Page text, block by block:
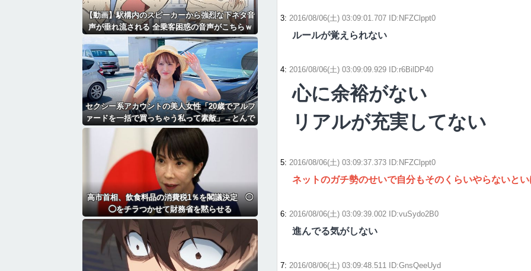
3: 2016/08/06(土) 03:09:01.707 ID:NFZClppt0
ルールが覚えられない
4: 2016/08/06(土) 03:09:09.929 ID:r6BilDP40
心に余裕がない
リアルが充実してない
5: 2016/08/06(土) 03:09:37.373 ID:NFZClppt0
ネットのガチ勢のせいで自分もそのくらいやらないと
6: 2016/08/06(土) 03:09:39.002 ID:vuSydo2B0
進んでる気がしない
7: 2016/08/06(土) 03:09:48.511 ID:GnsQeeUyd
【動画】駅構内のスピーカーから強烈な下ネタ音
声が垂れ流される 全乗客困惑の音声がこちらｗ
ｗｗｗｗｗ
セクシー系アカウントの美人女性「20歳でアルフ
ァードを一括で買っちゃう私って素敵」→とんで
もないものが映り込んでしまい、終わる
高市首相、飲食料品の消費税1％を閣議決定 ◯
◯をチラつかせて財務省を黙らせる